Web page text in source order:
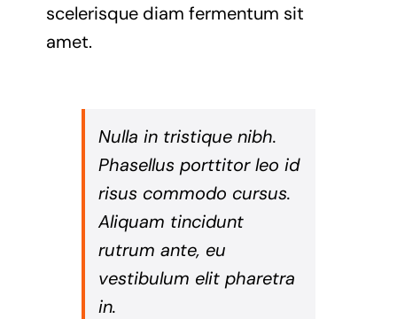
scelerisque diam fermentum sit
amet.
Nulla in tristique nibh.
Phasellus porttitor leo id
risus commodo cursus.
Aliquam tincidunt
rutrum ante, eu
vestibulum elit pharetra
in.